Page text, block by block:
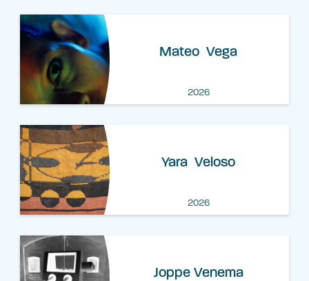
Mateo Vega
2026
Yara Veloso
2026
Joppe Venema